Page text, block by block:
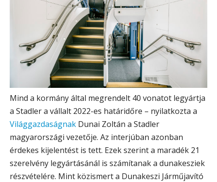
Mind a kormány által megrendelt 40 vonatot legyártja
a Stadler a vállalt 2022-es határidőre – nyilatkozta a
Világgazdaságnak Dunai Zoltán a Stadler
magyarországi vezetője. Az interjúban azonban
érdekes kijelentést is tett. Ezek szerint a maradék 21
szerelvény legyártásánál is számítanak a dunakesziek
részvételére. Mint közismert a Dunakeszi Járműjavító